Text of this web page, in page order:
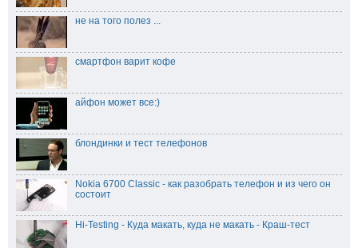
не на того полез ...
смартфон варит кофе
айфон может все:)
блондинки и тест телефонов
Nokia 6700 Classic - как разобрать телефон и из чего он
состоит
Hi-Testing - Куда макать, куда не макать - Краш-тест